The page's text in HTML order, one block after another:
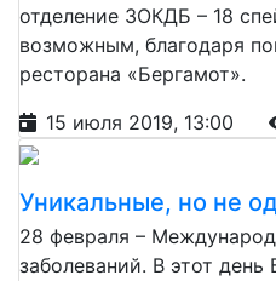
отделение ЗОКДБ – 18
возможным, благодаря
ресторана «Бергамот».
15 июля 2019, 13:00
Уникальные, но не
28 февраля –
заболеваний. В этот